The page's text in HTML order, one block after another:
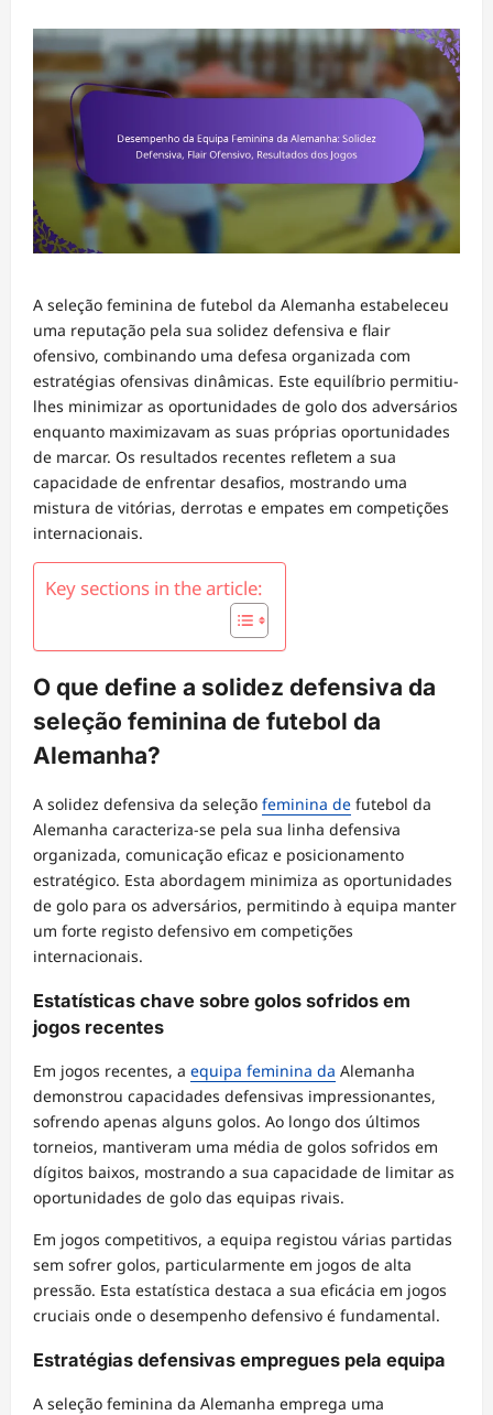
A seleção feminina de futebol da Alemanha estabeleceu
uma reputação pela sua solidez defensiva e flair
ofensivo, combinando uma defesa organizada com
estratégias ofensivas dinâmicas. Este equilíbrio permitiu-
lhes minimizar as oportunidades de golo dos adversários
enquanto maximizavam as suas próprias oportunidades
de marcar. Os resultados recentes refletem a sua
capacidade de enfrentar desafios, mostrando uma
mistura de vitórias, derrotas e empates em competições
internacionais.
Key sections in the article:
O que define a solidez defensiva da
seleção feminina de futebol da
Alemanha?
A solidez defensiva da seleção feminina de futebol da
Alemanha caracteriza-se pela sua linha defensiva
organizada, comunicação eficaz e posicionamento
estratégico. Esta abordagem minimiza as oportunidades
de golo para os adversários, permitindo à equipa manter
um forte registo defensivo em competições
internacionais.
Estatísticas chave sobre golos sofridos em
jogos recentes
Em jogos recentes, a equipa feminina da Alemanha
demonstrou capacidades defensivas impressionantes,
sofrendo apenas alguns golos. Ao longo dos últimos
torneios, mantiveram uma média de golos sofridos em
dígitos baixos, mostrando a sua capacidade de limitar as
oportunidades de golo das equipas rivais.
Em jogos competitivos, a equipa registou várias partidas
sem sofrer golos, particularmente em jogos de alta
pressão. Esta estatística destaca a sua eficácia em jogos
cruciais onde o desempenho defensivo é fundamental.
Estratégias defensivas empregues pela equipa
A seleção feminina da Alemanha emprega uma